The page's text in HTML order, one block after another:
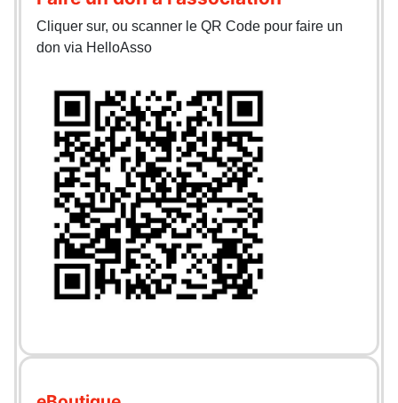
Cliquer sur, ou scanner le QR Code pour faire un
don via HelloAsso